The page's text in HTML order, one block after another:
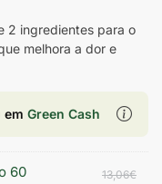
2 ingredientes para o
melhora a dor e
em Green Cash
60
13,06€